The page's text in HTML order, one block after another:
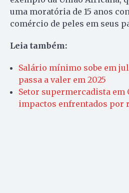
uma moratória de 15 anos
comércio de peles em seus
Leia também:
Salário mínimo sobe em
passa a valer em 2025
Setor supermercadista em
impactos enfrentados por